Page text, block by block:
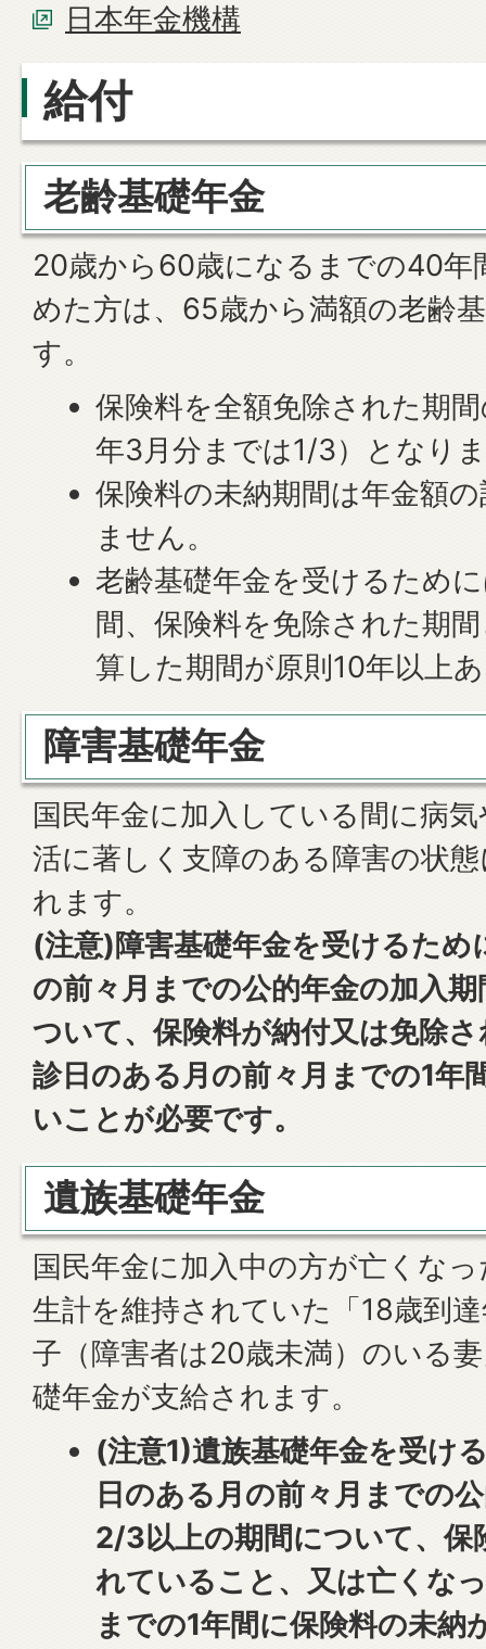
日本年金機構
給付
老齢基礎年金
20歳から60歳になるまでの40年
めた方は、65歳から満額の老齢
す。
保険料を全額免除された期
年3月分までは1/3）となり
保険料の未納期間は年金額
ません。
老齢基礎年金を受けるため
間、保険料を免除された期
算した期間が原則10年以上
障害基礎年金
国民年金に加入している間に病
活に著しく支障のある障害の状
れます。
(注意)障害基礎年金を受けるため
の前々月までの公的年金の加入
ついて、保険料が納付又は免除
診日のある月の前々月までの1年
いことが必要です。
遺族基礎年金
国民年金に加入中の方が亡くな
生計を維持されていた「18歳到
子（障害者は20歳未満）のいる
礎年金が支給されます。
(注意1)遺族基礎年金を受け
日のある月の前々月までの
2/3以上の期間について、保
れていること、又は亡くな
までの1年間に保険料の未納